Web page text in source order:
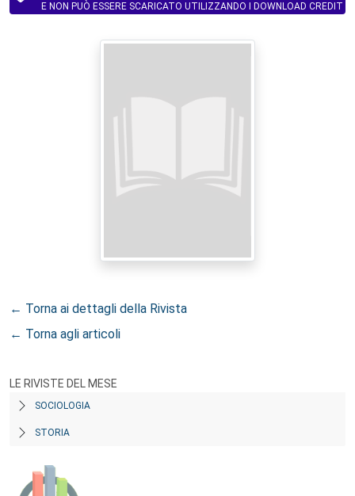
E NON PUÒ ESSERE SCARICATO UTILIZZANDO I DOWNLOAD CREDIT
← Torna ai dettagli della Rivista
← Torna agli articoli
LE RIVISTE DEL MESE
SOCIOLOGIA
STORIA